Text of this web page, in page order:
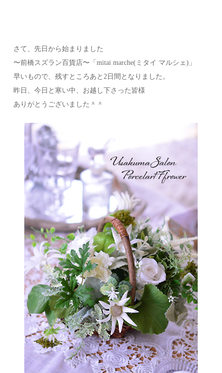
さて、先日から始まりました
〜前橋スズラン百貨店〜「mitai marche(ミタイ マルシェ)」
早いもので、残すところあと2日間となりました。
昨日、今日と寒い中、お越し下さった皆様
ありがとうございました＾＾